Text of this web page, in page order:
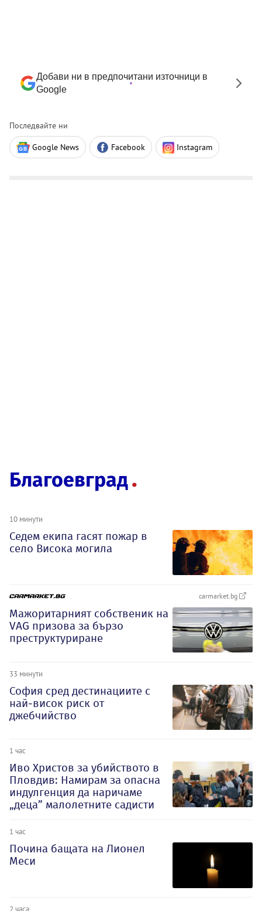
Добави ни в предпочитани източници в
Google
Последвайте ни
Google News Facebook Instagram
Благоевград
10 минути
Седем екипа гасят пожар в
село Висока могила
carmarket.bg
Мажоритарният собственик на
VAG призова за бързо
преструктуриране
33 минути
София сред дестинациите с
най-висок риск от
джебчийство
1 час
Иво Христов за убийството в
Пловдив: Намирам за опасна
индулгенция да наричаме
„деца” малолетните садисти
1 час
Почина бащата на Лионел
Меси
2 часа